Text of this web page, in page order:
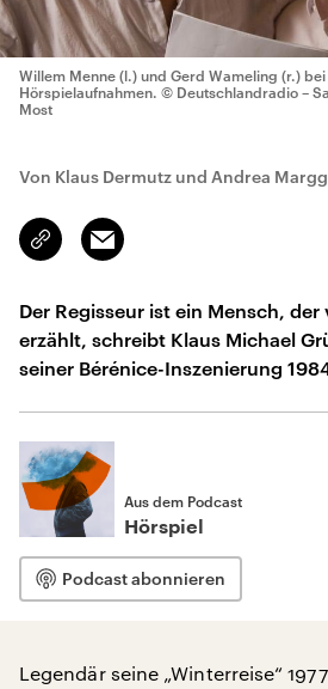
Willem Menne (l.) und Gerd Wameling (r.)
Hörspielaufnahmen. © Deutschlandradio –
Most
Von Klaus Dermutz und Andrea
Link
kopieren/teilen
Email
Der Regisseur ist ein Mensch,
erzählt, schreibt Klaus Michael
seiner Bérénice-Inszenierung
Aus dem Podcast
Hörspiel
Podcast abonnieren
Legendär seine „Winterreise“